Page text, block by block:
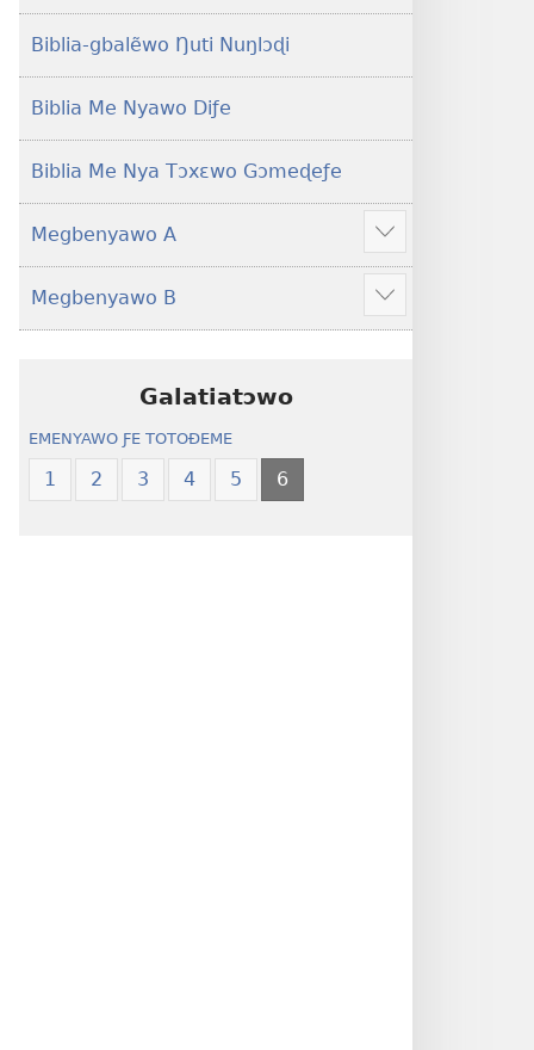
Yeye
Gɔmeɖeɖe
Me
Le
Me)
Xexe
Yeye
To
2013
Biblia-gbalẽwo Ŋuti Nuŋlɔɖi
Biblia Me Nyawo Diƒe
Biblia Me Nya Tɔxɛwo Gɔmeɖeƒe
Megbenyawo A
Show
more
Megbenyawo B
Show
more
Galatiatɔwo
EMENYAWO ƑE TOTOƉEME
1 2 3 4 5 6